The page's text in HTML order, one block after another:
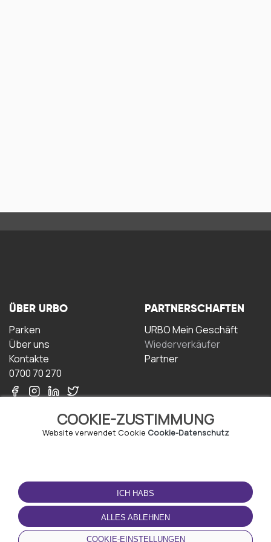
COOKIE-ZUSTIMMUNG
Website verwendet Cookie Cookie-Datenschutz
ICH HABS
ALLES ABLEHNEN
COOKIE-EINSTELLUNGEN
ÜBER URBO
Parken
Über uns
Kontakte
0700 70 270
PARTNERSCHAFTEN
URBO Mein Geschäft
Wiederverkäufer
Partner
NUTZUNGSBEDINGUNGEN
Geschäftsbedingungen
Datenschutz-
Bestimmungen
Cookie-Richtlinie
LADEN SIE DIE APP
HERUNTER